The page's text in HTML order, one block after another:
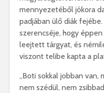
mennyezetéből jókora
padjában ülő diák
szerencséje, hogy
leejtett tárgyat, és
viszont telibe kapta a
„Boti sokkal jobban van,
nem szédül, nem